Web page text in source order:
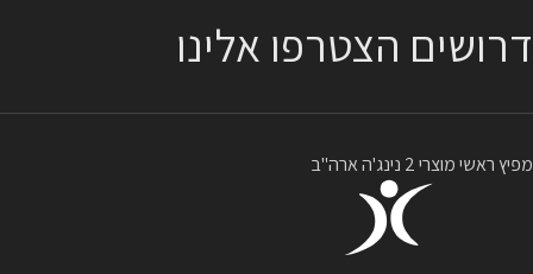
דרושים הצטרפו אלינו
מפיץ ראשי מוצרי 2 נינג'ה ארה"ב